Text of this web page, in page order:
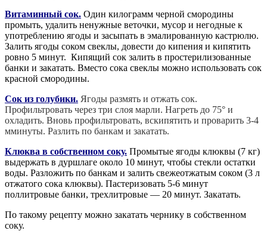
Витаминный сок. Один килограмм черной смородины
промыть, удалить ненужные веточки, мусор и негодные к
употреблению ягоды и засыпать в эмалированную кастрюлю.
Залить ягоды соком свеклы, довести до кипения и кипятить
ровно 5 минут. Кипящий сок залить в простерилизованные
банки и закатать. Вместо сока свеклы можно использовать сок
красной смородины.
Сок из голубики. Ягоды размять и отжать сок.
Профильтровать через три слоя марли. Нагреть до 75° и
охладить. Вновь профильтровать, вскипятить и проварить 3-4
мминуты. Разлить по банкам и закатать.
Клюква в собственном соку. Промытые ягоды клюквы (7 кг)
выдержать в дуршлаге около 10 минут, чтобы стекли остатки
воды. Разложить по банкам и залить свежеотжатым соком (3 л
отжатого сока клюквы). Пастеризовать 5-6 минут
поллитровые банки, трехлитровые — 20 минут. Закатать.
По такому рецепту можно закатать чернику в собственном
соку.